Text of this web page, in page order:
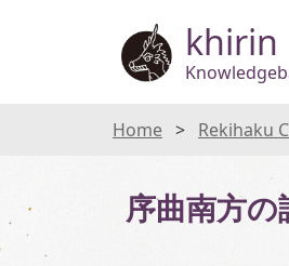
khirin
Home Rekihaku
序曲南方の